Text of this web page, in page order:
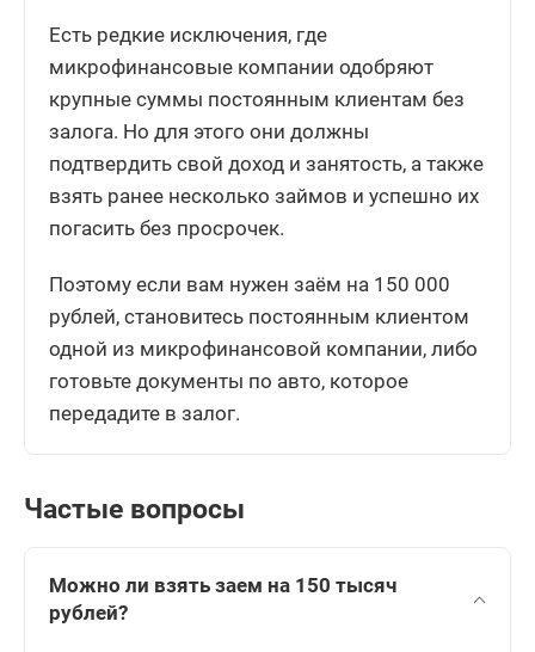
Есть редкие исключения, где
микрофинансовые компании одобряют
крупные суммы постоянным клиентам без
залога. Но для этого они должны
подтвердить свой доход и занятость, а также
взять ранее несколько займов и успешно их
погасить без просрочек.
Поэтому если вам нужен заём на 150 000
рублей, становитесь постоянным клиентом
одной из микрофинансовой компании, либо
готовьте документы по авто, которое
передадите в залог.
Частые вопросы
Можно ли взять заем на 150 тысяч
рублей?